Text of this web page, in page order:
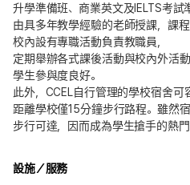
升學準備班、商業英文及IELTS考試
由具多年教學經驗的老師授課，課
校內設有專職活動負責教職員，
定期舉辦各式課後活動與校內外活
學生參與度良好。
此外，CCEL自行管理的學校宿舍可
距離學校僅15分鐘步行路程。雖然
步行可達，因而成為學生搶手的熱門
設施／服務